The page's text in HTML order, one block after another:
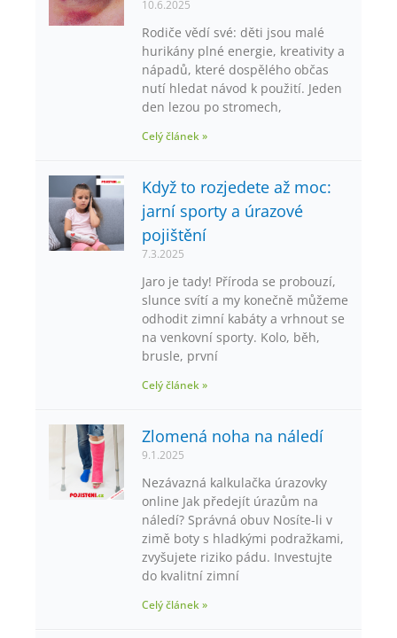
10.6.2025
Rodiče vědí své: děti jsou malé
hurikány plné energie, kreativity a
nápadů, které dospělého občas
nutí hledat návod k použití. Jeden
den lezou po stromech,
Celý článek »
Když to rozjedete až moc:
jarní sporty a úrazové
pojištění
7.3.2025
Jaro je tady! Příroda se probouzí,
slunce svítí a my konečně můžeme
odhodit zimní kabáty a vrhnout se
na venkovní sporty. Kolo, běh,
brusle, první
Celý článek »
Zlomená noha na náledí
9.1.2025
Nezávazná kalkulačka úrazovky
online Jak předejít úrazům na
náledí? Správná obuv Nosíte-li v
zimě boty s hladkými podražkami,
zvyšujete riziko pádu. Investujte
do kvalitní zimní
Celý článek »